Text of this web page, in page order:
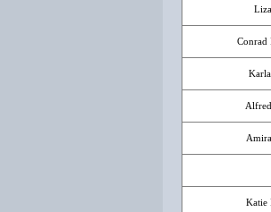
Conrad
Katie